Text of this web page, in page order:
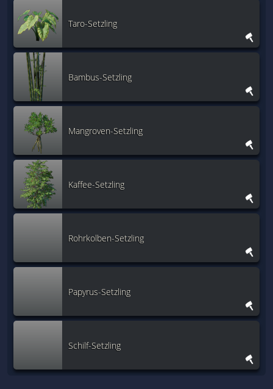
Taro-Setzling
Bambus-Setzling
Mangroven-Setzling
Kaffee-Setzling
Rohrkolben-Setzling
Papyrus-Setzling
Schilf-Setzling